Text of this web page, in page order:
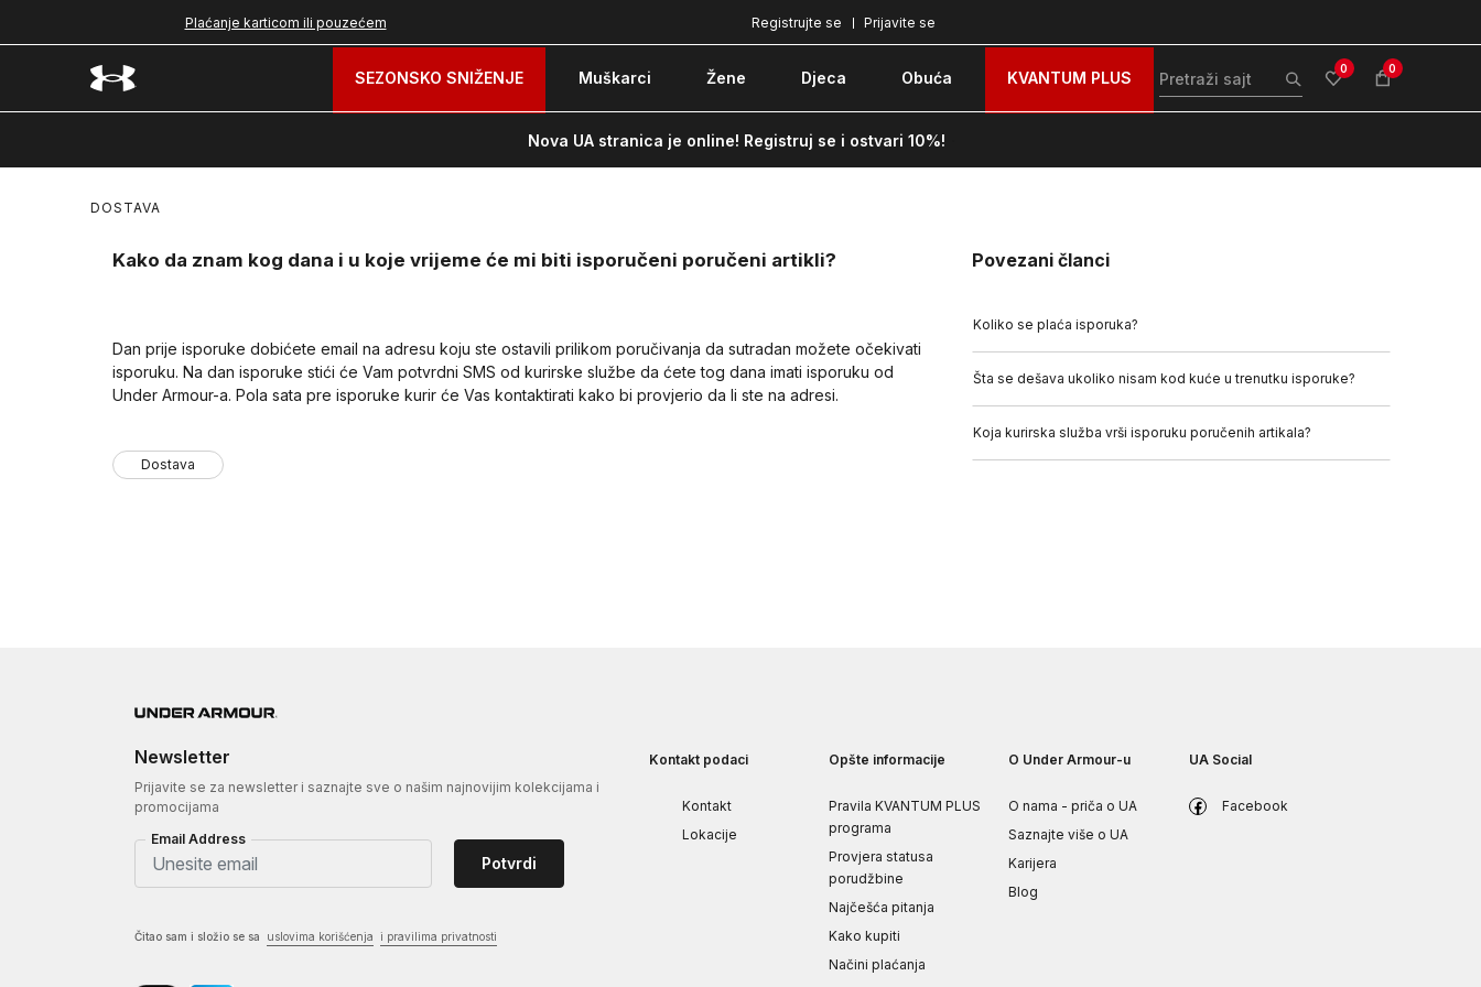
Plaćanje karticom ili pouzećem Pozovite nas na: 051/490-130 Besplatna dostava za sve porudžbine iznad 99 BAM
Prijavite se
Registrujte se
SEZONSKO SNIŽENJE Muškarci Žene Djeca Obuća KVANTUM PLUS 0 0
Nova UA stranica je online! Registruj se i ostvari 10%!
DOSTAVA
Kako da znam kog dana i u koje vrijeme će mi biti isporučeni poručeni artikli?
Dan prije isporuke dobićete email na adresu koju ste ostavili prilikom poručivanja da sutradan možete očekivati
isporuku. Na dan isporuke stići će Vam potvrdni SMS od kurirske službe da ćete tog dana imati isporuku od
Under Armour-a. Pola sata pre isporuke kurir će Vas kontaktirati kako bi provjerio da li ste na adresi.
Dostava
Povezani članci
Koliko se plaća isporuka?
Šta se dešava ukoliko nisam kod kuće u trenutku isporuke?
Koja kurirska služba vrši isporuku poručenih artikala?
Newsletter
Prijavite se za newsletter i saznajte sve o našim najnovijim kolekcijama i
promocijama
Email Address
Potvrdi
Čitao sam i složio se sa uslovima korišćenja i pravilima privatnosti
Kontakt podaci
Kontakt
Lokacije
Opšte informacije
Pravila KVANTUM PLUS
programa
Provjera statusa
porudžbine
Najčešća pitanja
Kako kupiti
Načini plaćanja
O Under Armour-u
O nama - priča o UA
Saznajte više o UA
Karijera
Blog
UA Social
Facebook